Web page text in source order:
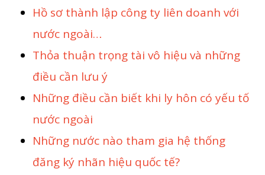
Hồ sơ thành lập công ty liên doanh với
nước ngoài…
Thỏa thuận trọng tài vô hiệu và những
điều cần lưu ý
Những điều cần biết khi ly hôn có yếu tố
nước ngoài
Những nước nào tham gia hệ thống
đăng ký nhãn hiệu quốc tế?